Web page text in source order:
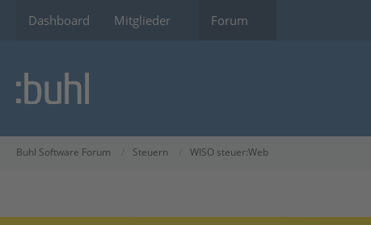
Dashboard Mitglieder Forum
Buhl Software Forum Steuern WISO steuer:Web